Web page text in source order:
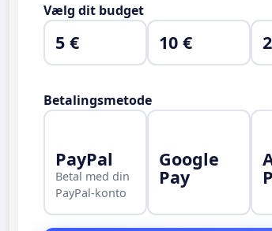
Vælg dit budget
5 € 10 €
Betalingsmetode
PayPal
Betal med din
PayPal-konto
Google
Pay